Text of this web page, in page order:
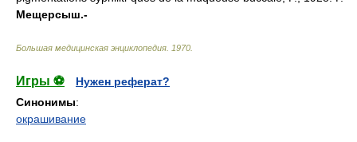
Мещерсыш.-
Большая медицинская энциклопедия 1970
Игры ⚽
Нужен реферат?
Синонимы:
окрашивание